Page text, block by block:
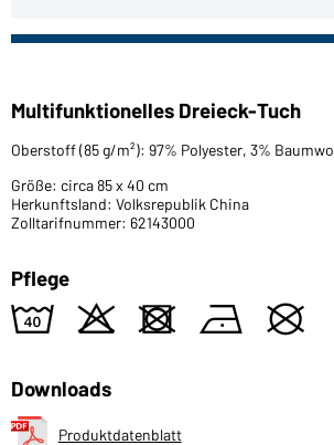
Multifunktionelles Dreieck-Tuch
Oberstoff (85 g/m²): 97% Polyester, 3%
Größe: circa 85 x 40 cm
Herkunftsland: Volksrepublik China
Zolltarifnummer: 62143000
Pflege
8 o d n U
Downloads
Produktdatenblatt